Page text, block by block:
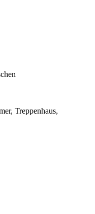
Treppenhaus,